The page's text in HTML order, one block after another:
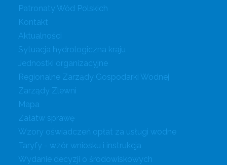
Patronaty Wód Polskich
Kontakt
Aktualności
Sytuacja hydrologiczna kraju
Jednostki organizacyjne
Regionalne Zarządy Gospodarki Wodnej
Zarządy Zlewni
Mapa
Załatw sprawę
Wzory oświadczeń opłat za usługi wodne
Taryfy - wzór wniosku i instrukcja
Wydanie decyzji o środowiskowych